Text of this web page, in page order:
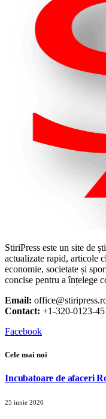
StiriPress este un site de
actualizate rapid, articole
economie, societate și
concise pentru a înțelege
Email:
Contact: +1-320-0123-
Facebook
Cele mai noi
Incubatoare de afaceri
25 iunie 2026